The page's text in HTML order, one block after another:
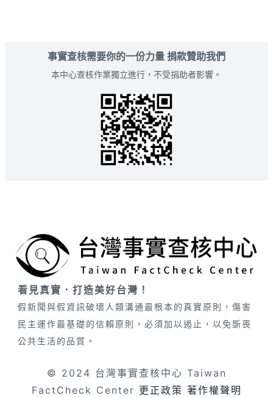
事實查核需要你的一份力量 捐款贊助我們
本中心查核作業獨立進行，不受捐助者影響。
看見真實．打造美好台灣！
假新聞與假資訊破壞人類溝通最根本的真實原則，傷害
民主運作最基礎的信賴原則，必須加以遏止，以免斲喪
公共生活的品質。
© 2024 台灣事實查核中心 Taiwan
FactCheck Center 更正政策 著作權聲明